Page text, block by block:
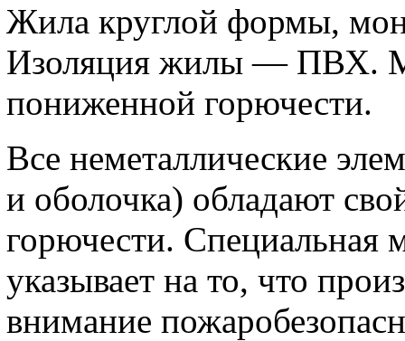
Жила круглой формы,
Изоляция жилы — ПВХ.
пониженной горючести.
Все неметаллические
и оболочка) обладают
горючести. Специальная
указывает на то, что
внимание